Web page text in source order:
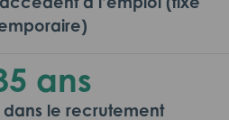
ans
le recrutement